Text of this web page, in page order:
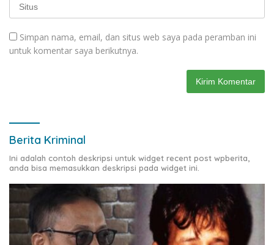
Simpan nama, email, dan situs web saya pada peramban ini
untuk komentar saya berikutnya.
Berita Kriminal
Ini adalah contoh deskripsi untuk widget recent post wpberita,
anda bisa memasukkan deskripsi pada widget ini.